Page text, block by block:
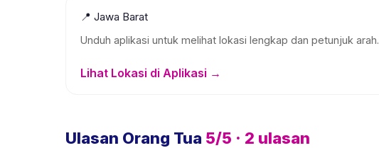
📍 Jawa Barat
Unduh aplikasi untuk melihat lokasi lengkap dan petunjuk arah.
Lihat Lokasi di Aplikasi →
Ulasan Orang Tua 5/5 · 2 ulasan